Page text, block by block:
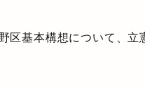
区基本構想について、